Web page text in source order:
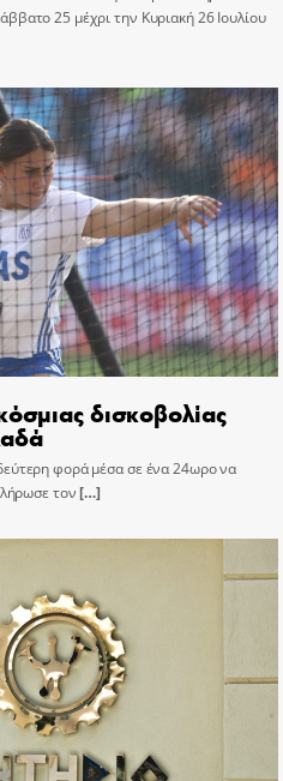
25 μέχρι την Κυριακή 26 Ιουλίου
δισκοβολίας
φορά μέσα σε ένα 24ωρο να
τον[…]